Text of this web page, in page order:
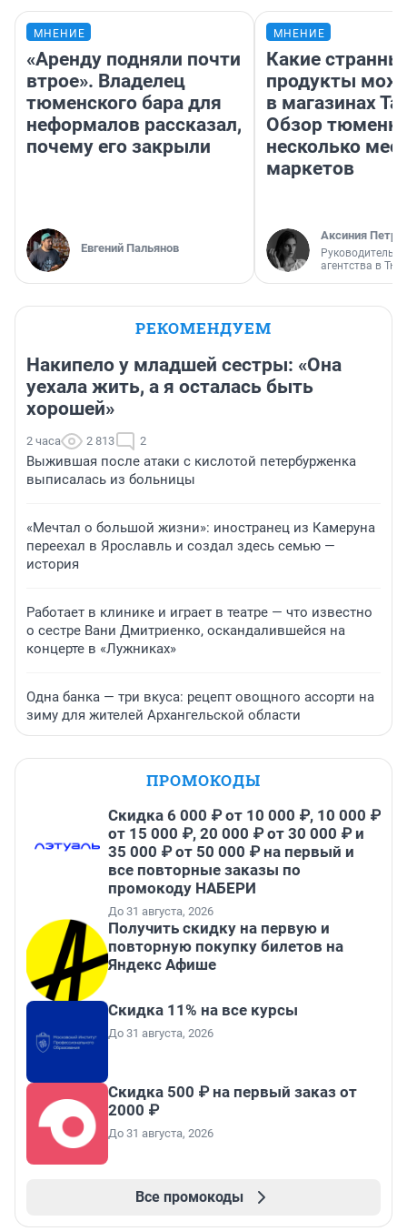
МНЕНИЕ
«Аренду подняли почти
втрое». Владелец
тюменского бара для
неформалов рассказал,
почему его закрыли
Евгений Пальянов
МНЕНИЕ
Какие
продукты
в магазинах
Обзор
несколько
маркетов
Аксиния
Руководитель
агентства в
РЕКОМЕНДУЕМ
Накипело у младшей сестры: «Она
уехала жить, а я осталась быть
хорошей»
2 часа 2 813 2
Выжившая после атаки с кислотой петербурженка
выписалась из больницы
«Мечтал о большой жизни»: иностранец из Камеруна
переехал в Ярославль и создал здесь семью —
история
Работает в клинике и играет в театре — что известно
о сестре Вани Дмитриенко, оскандалившейся на
концерте в «Лужниках»
Одна банка — три вкуса: рецепт овощного ассорти на
зиму для жителей Архангельской области
ПРОМОКОДЫ
Скидка 6 000 ₽ от 10 000 ₽, 10 000 ₽
от 15 000 ₽, 20 000 ₽ от 30 000 ₽ и
35 000 ₽ от 50 000 ₽ на первый и
все повторные заказы по
промокоду НАБЕРИ
До 31 августа, 2026
Получить скидку на первую и
повторную покупку билетов на
Яндекс Афише
Скидка 11% на все курсы
До 31 августа, 2026
Скидка 500 ₽ на первый заказ от
2000 ₽
До 31 августа, 2026
Все промокоды